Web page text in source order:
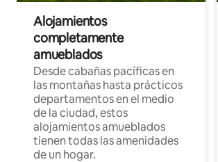
Alojamientos
completamente
amueblados
Desde cabañas pacíficas en
las montañas hasta prácticos
departamentos en el medio
de la ciudad, estos
alojamientos amueblados
tienen todas las amenidades
de un hogar.